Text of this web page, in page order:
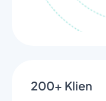
200+ Klien